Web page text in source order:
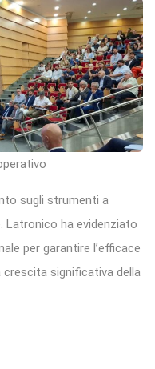
sugli strumenti a
ha evidenziato
per garantire l’efficace
crescita significativa della